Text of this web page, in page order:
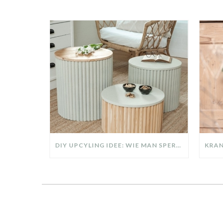
DIY UPCYLING IDEE: WIE MAN SPERRMÜLL IN EIN DESIGNER TEIL VERWANDELT